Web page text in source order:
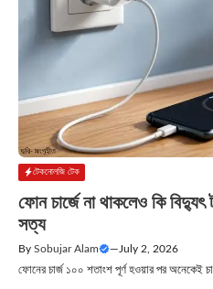
টেকনোলজি টেক
ফোন চার্জে না থাকলেও কি বিদ্যুৎ
সত্য
By Sobujar Alam — July 2, 2026
ফোনের চার্জ ১০০ শতাংশ পূর্ণ হওয়ার পর অনেকেই